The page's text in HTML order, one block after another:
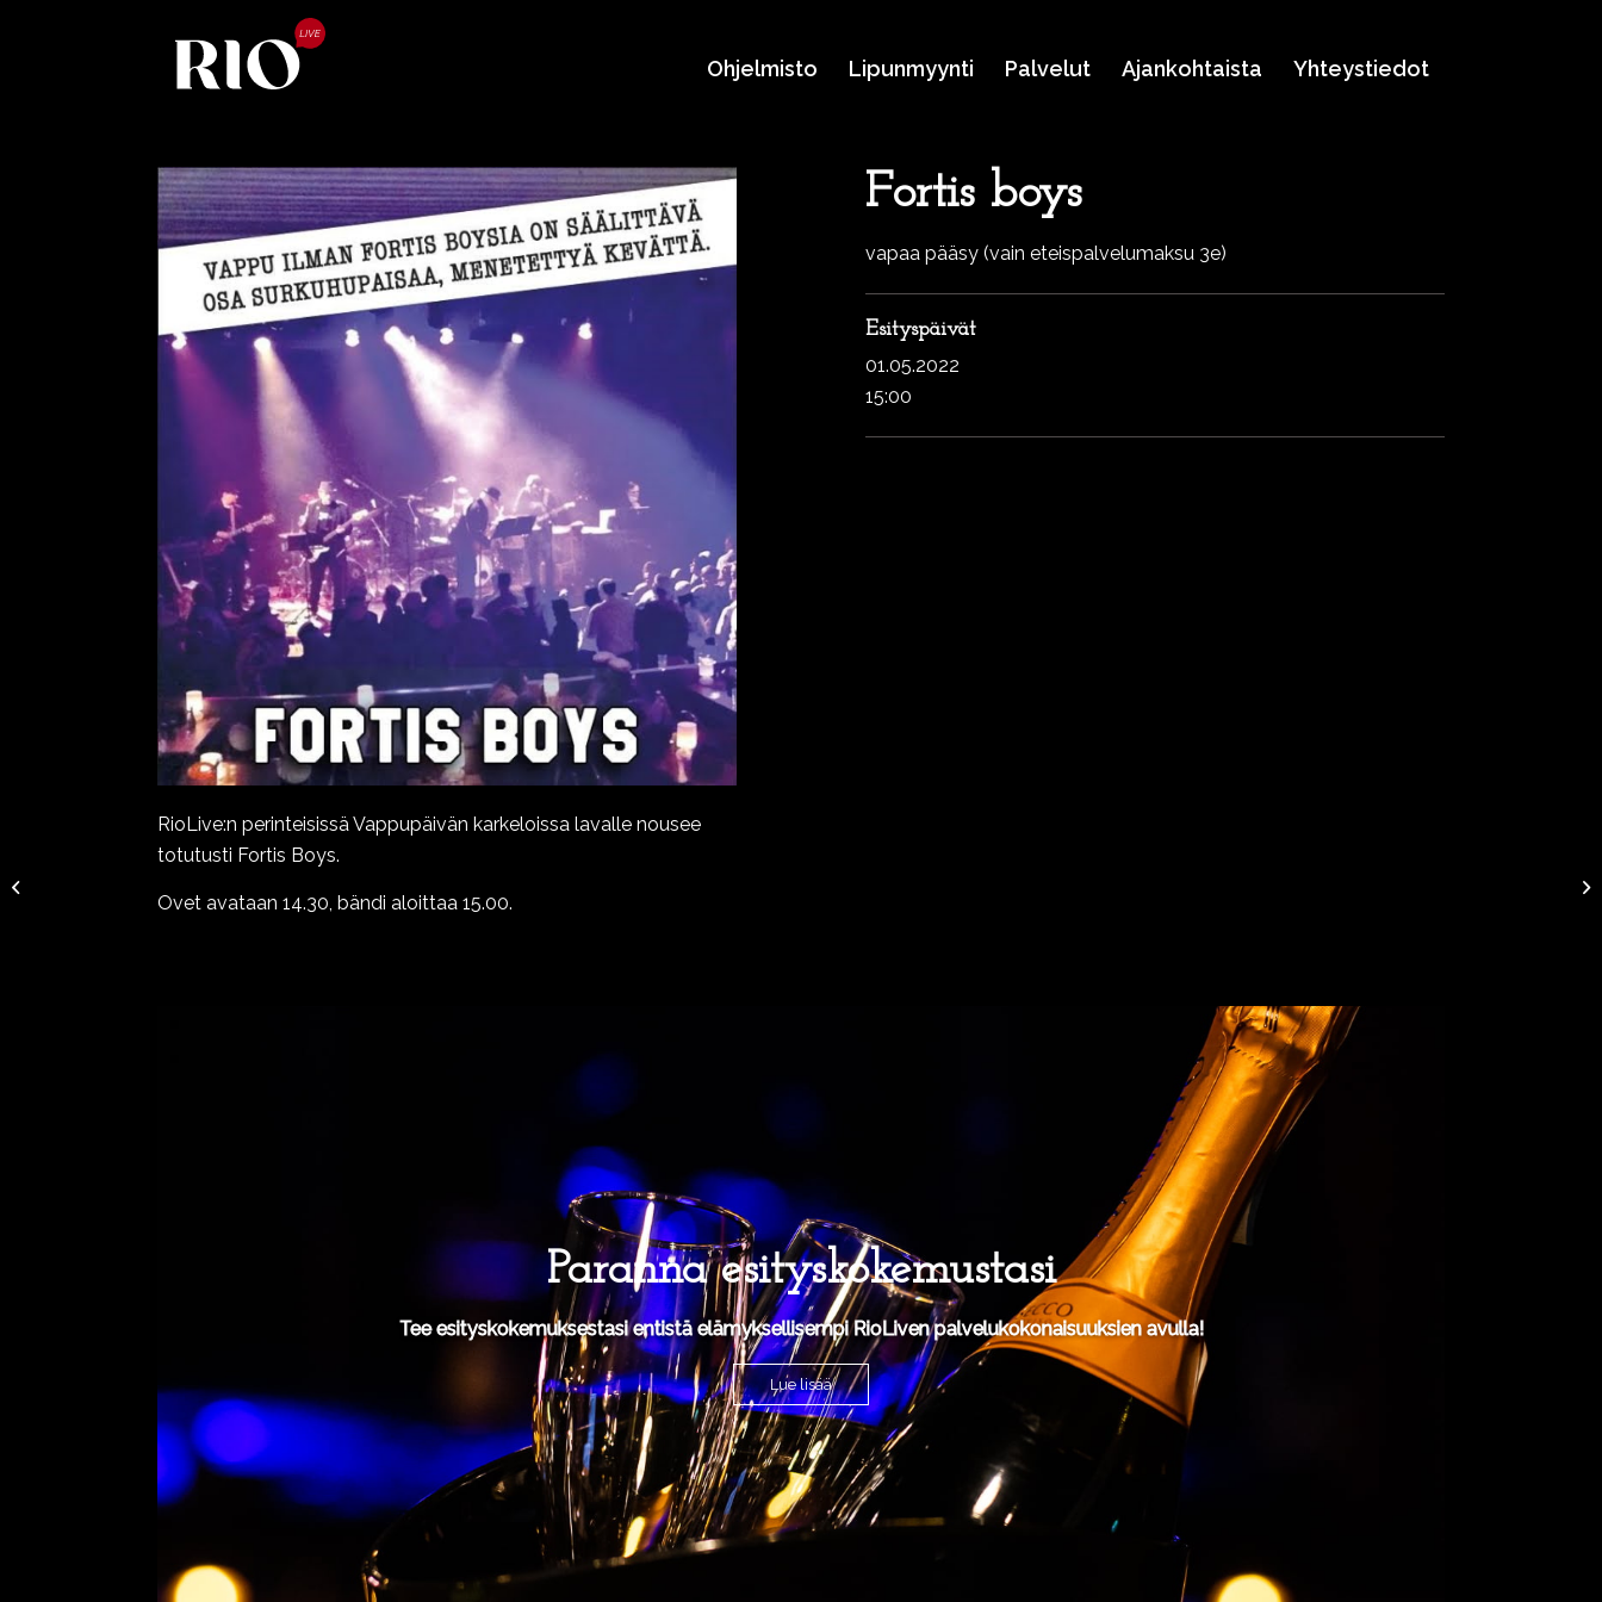
Ohjelmisto Lipunmyynti Palvelut Ajankohtaista Yhteystiedot
RioLive:n perinteisissä Vappupäivän karkeloissa lavalle nousee
totutusti Fortis Boys.
Ovet avataan 14.30, bändi aloittaa 15.00.
Fortis boys
vapaa pääsy (vain eteispalvelumaksu 3e)
Esityspäivät
01.05.2022
15:00
Paranna esityskokemustasi
Tee esityskokemuksestasi entistä elämyksellisempi RioLiven palvelukokonaisuuksien avulla!
Lue lisää